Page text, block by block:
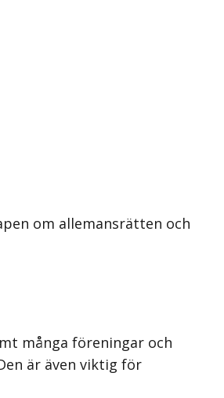
om allemansrätten och
många föreningar och
är även viktig för